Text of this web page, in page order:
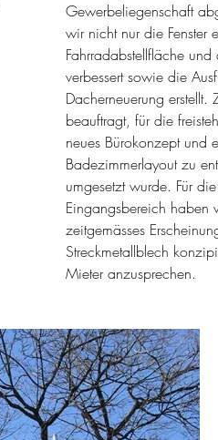
Gewerbeliegenschaft
wir nicht nur die Fenster
Fahrradabstellfläche
verbessert sowie die
Dacherneuerung
beauftragt, für die
neues Bürokonzept und
Badezimmerlayout zu
umgesetzt wurde. Für
Eingangsbereich haben
zeitgemässes
Streckmetallblech
Mieter anzusprechen.